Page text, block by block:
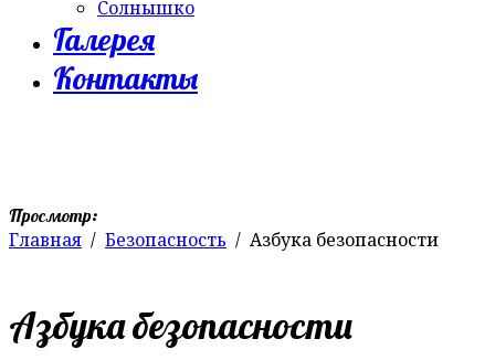
Солнышко
Галерея
Контакты
Просмотр:
Главная Безопасность Азбука безопасности
Азбука безопасности